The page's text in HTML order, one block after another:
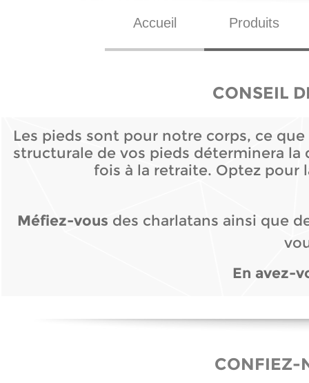
Accueil Produits
CONFIEZ-
CONSEIL
Les pieds sont pour notre corps, ce
structurale de vos pieds déterminera
fois à la retraite. Optez pour
Méfiez-vous des charlatans ainsi que
En avez-